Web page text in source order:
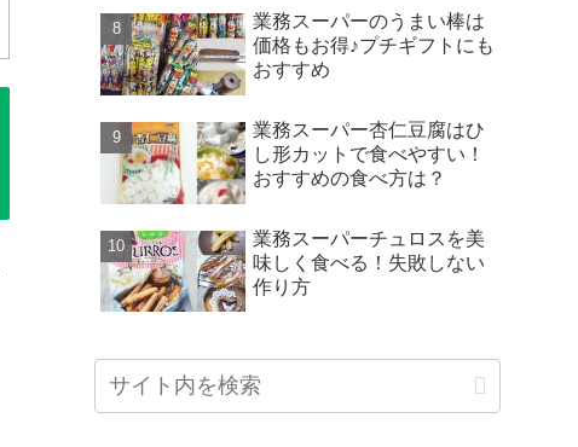
業務スーパーのうまい棒は
価格もお得♪プチギフトにも
おすすめ
業務スーパー杏仁豆腐はひ
し形カットで食べやすい！
おすすめの食べ方は？
業務スーパーチュロスを美
味しく食べる！失敗しない
作り方